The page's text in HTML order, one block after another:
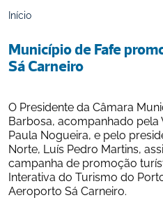
Início
Município de Fafe
Sá Carneiro
O Presidente da Câmara
Barbosa, acompanhado pela
Paula Nogueira, e pelo
Norte, Luís Pedro Martins,
campanha de promoção
Interativa do Turismo do
Aeroporto Sá Carneiro.